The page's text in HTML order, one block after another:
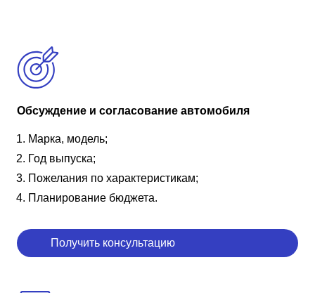
Обсуждение и согласование автомобиля
Марка, модель;
Год выпуска;
Пожелания по характеристикам;
Планирование бюджета.
Получить консультацию